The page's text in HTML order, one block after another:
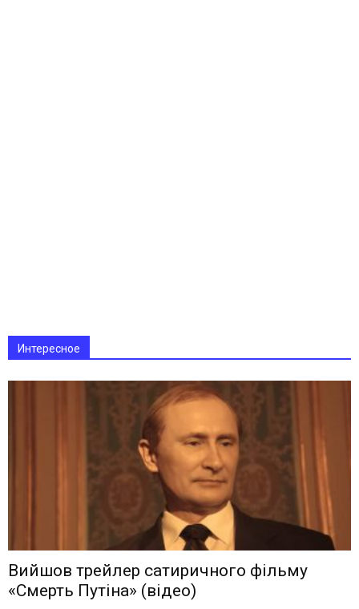
Интересное
Вийшов трейлер сатиричного фільму
«Смерть Путіна» (відео)